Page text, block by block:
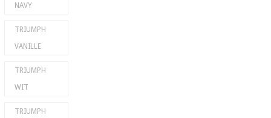
NAVY
TRIUMPH
VANILLE
TRIUMPH
WIT
TRIUMPH